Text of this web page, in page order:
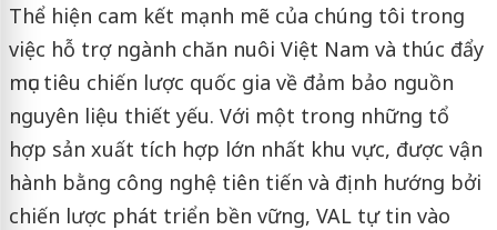
Thể hiện cam kết mạnh mẽ của chúng tôi trong
việc hỗ trợ ngành chăn nuôi Việt Nam và thúc đẩy
mục tiêu chiến lược quốc gia về đảm bảo nguồn
nguyên liệu thiết yếu. Với một trong những tổ
hợp sản xuất tích hợp lớn nhất khu vực, được vận
hành bằng công nghệ tiên tiến và định hướng bởi
chiến lược phát triển bền vững, VAL tự tin vào